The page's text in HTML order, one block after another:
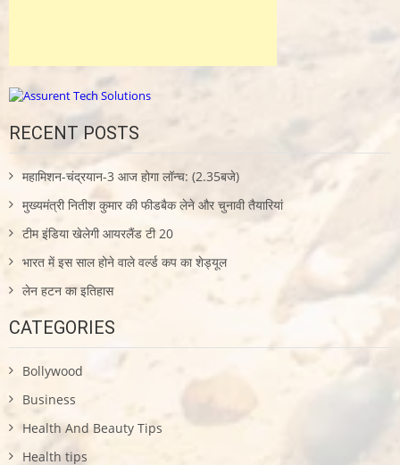
RECENT POSTS
महामिशन-चंद्रयान-3 आज होगा लॉन्च: (2.35बजे)
मुख्यमंत्री नितीश कुमार की फीडबैक लेने और चुनावी तैयारियां
टीम इंडिया खेलेगी आयरलैंड टी 20
भारत में इस साल होने वाले वर्ल्ड कप का शेड्यूल
लेन हटन का इतिहास
CATEGORIES
Bollywood
Business
Health And Beauty Tips
Health tips